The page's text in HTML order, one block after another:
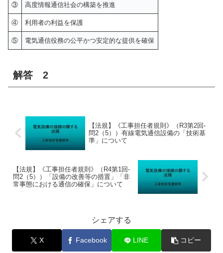
③ 高度情報通信社会の構築を推進
④ 利用者の利益を保護
⑤ 電気通信役務の公平かつ安定的な提供を確保
解答 2
【法規】《工事担任者規則》（R3第2回-
問2（5））有線電気通信設備の「技術基
準」について
【法規】《工事担任者規則》（R4第1回-
問2（5））「設備の改善等の措置」「非
常事態における通信の確保」について
シェアする
X Facebook LINE コピー